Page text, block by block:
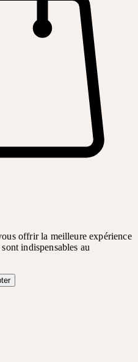
offrir la meilleure expérience
indispensables au